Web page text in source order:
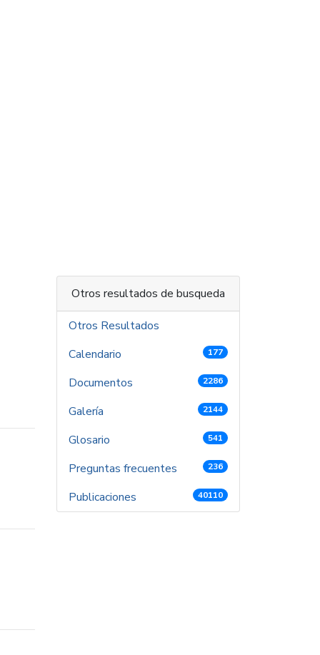
Otros resultados de busqueda
Otros Resultados
Calendario
177
Documentos 2286
Galería 2144
Glosario 541
Preguntas frecuentes 236
Publicaciones 40110